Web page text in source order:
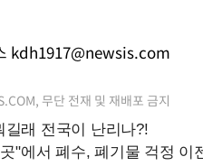
kdh1917@newsis.com
무단 전재 및 재배포 금지